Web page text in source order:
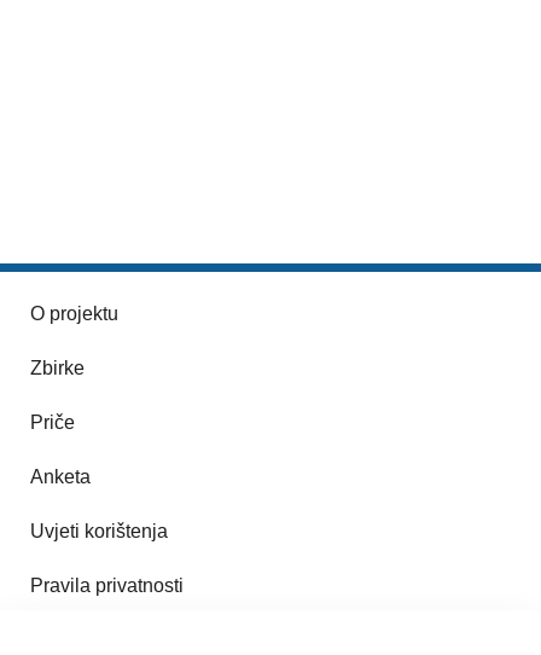
O projektu
Zbirke
Priče
Anketa
Uvjeti korištenja
Pravila privatnosti